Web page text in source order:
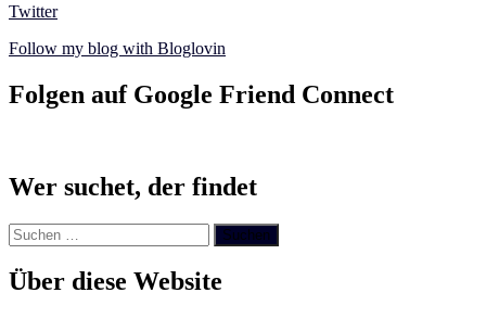
Twitter
Follow my blog with Bloglovin
Folgen auf Google Friend Connect
Wer suchet, der findet
Suchen
nach:
Über diese Website